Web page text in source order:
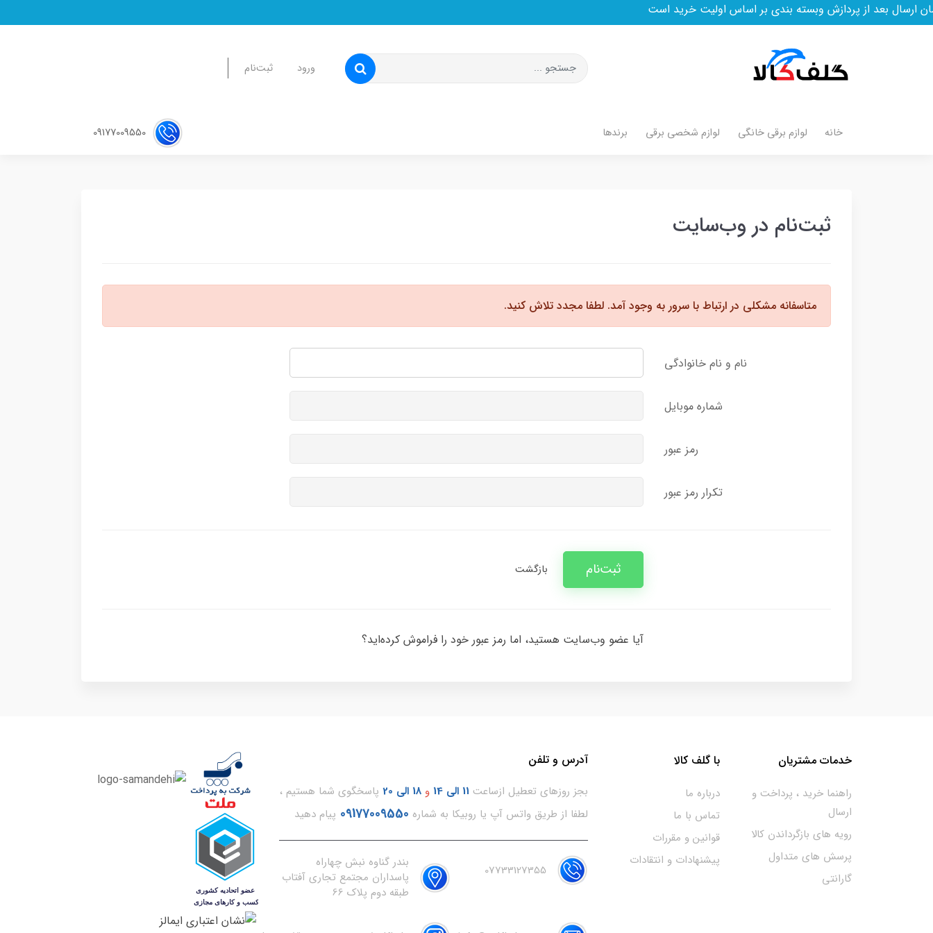
بعد از پردازش وبسته بندی بر اساس اولیت خرید است
ورود ثبت‌نام
خانه لوازم برقی خانگی لوازم شخصی برقی برندها
ثبت‌نام در وب‌سایت
متاسفانه مشکلی در ارتباط با سرور به وجود آمد. لطفا مجدد تلاش کنید.
نام و نام خانوادگی
شماره موبایل
رمز عبور
تکرار رمز عبور
ثبت‌نام بازگشت
آیا عضو وب‌سایت هستید، اما رمز عبور خود را فراموش کرده‌اید؟
خدمات مشتریان
راهنما خرید ، پرداخت و
ارسال
رویه های بازگرداندن کالا
پرسش های متداول
گارانتی
با گلف کالا
درباره ما
تماس با ما
قوانین و مقررات
پیشنهادات و انتقادات
آدرس و تلفن
بجز روزهای تعطیل ازساعت 11 الی 14 و 18 الی 20
پاسخگوی شما هستیم ،
لطفا از طریق واتس آپ یا روبیکا به شماره 09177009550 پیام دهید
07733127355
بندر گناوه نبش چهاراه
پاسداران مجتمع تجاری آفتاب
طبقه دوم پلاک 66